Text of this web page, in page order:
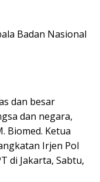
Badan Nasional
dan besar
dan negara,
Biomed. Ketua
Irjen Pol
di Jakarta, Sabtu,